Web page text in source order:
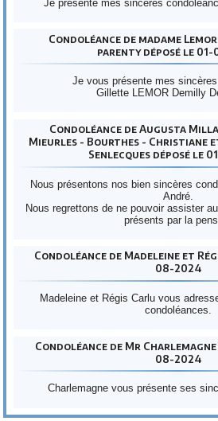
Je présente mes sincères
Condoléance de madame
parenty déposé le 01-
Je vous présente mes
Gillette LEMOR Demilly
Condoléance de Augusta
Mieurles - Bourthes - Christiane
Senlecques déposé le
Nous présentons nos bien sincères
André.
Nous regrettons de ne pouvoir assister
présents par la
Condoléance de Madeleine et
08-2024
Madeleine et Régis Carlu vous
condoléances.
Condoléance de Mr
08-2024
Charlemagne vous présente ses